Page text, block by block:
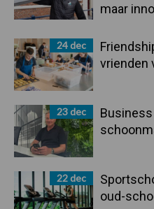
maar
24 dec
vrienden
23 dec
22 dec
oud-